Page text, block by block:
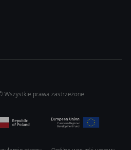
Wszystkie prawa zastrzeżone